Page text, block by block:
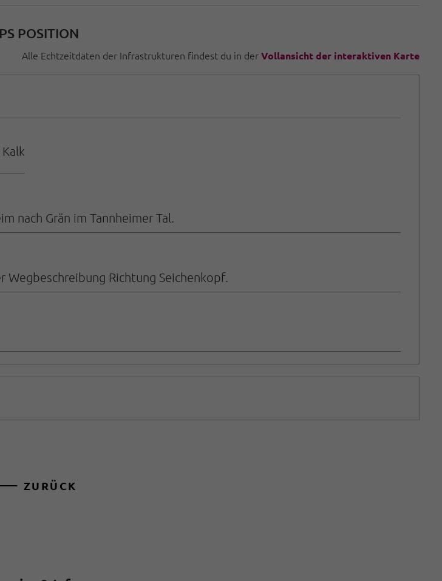
POSITION
Alle Echtzeitdaten der Infrastrukturen findest du in derVollansicht der interaktiven Karte
Kalk
nach Grän im Tannheimer Tal.
Wegbeschreibung Richtung Seichenkopf.
ZURÜCK